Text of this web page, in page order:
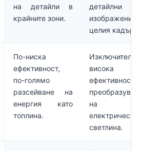
на детайли в
крайните зони.
детайлни
целия кадър.
По-ниска
ефективност,
по-голямо
разсейване на
енергия като
топлина.
Изключително
висока
на
светлина.